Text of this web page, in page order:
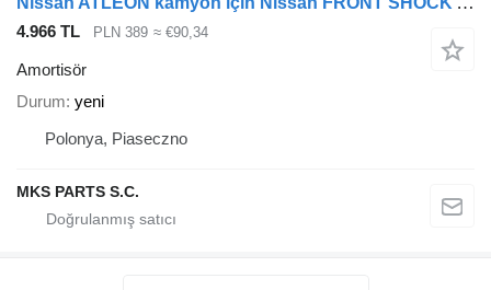
4.966 TL PLN 389 ≈ €90,34
Amortisör
Durum yeni
Polonya, Piaseczno
MKS PARTS S.C.